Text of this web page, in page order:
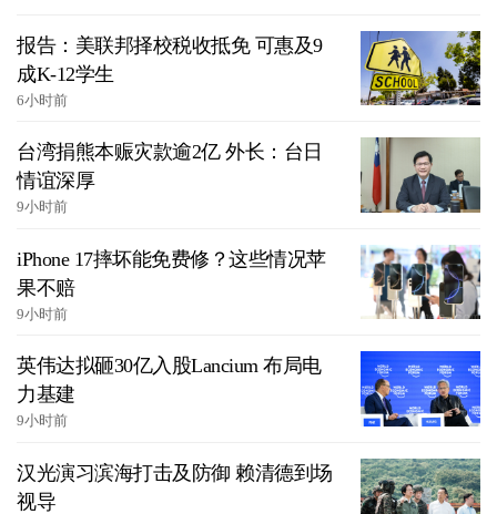
报告：美联邦择校税收抵免 可惠及9
成K-12学生
6小时前
台湾捐熊本赈灾款逾2亿 外长：台日
情谊深厚
9小时前
iPhone 17摔坏能免费修？这些情况苹
果不赔
9小时前
英伟达拟砸30亿入股Lancium 布局电
力基建
9小时前
汉光演习滨海打击及防御 赖清德到场
视导